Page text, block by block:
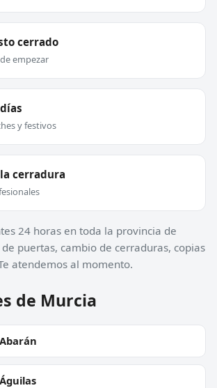
cerrado
empezar
y festivos
cerradura
24 horas en toda la provincia de
puertas, cambio de cerraduras, copias
atendemos al momento.
de Murcia